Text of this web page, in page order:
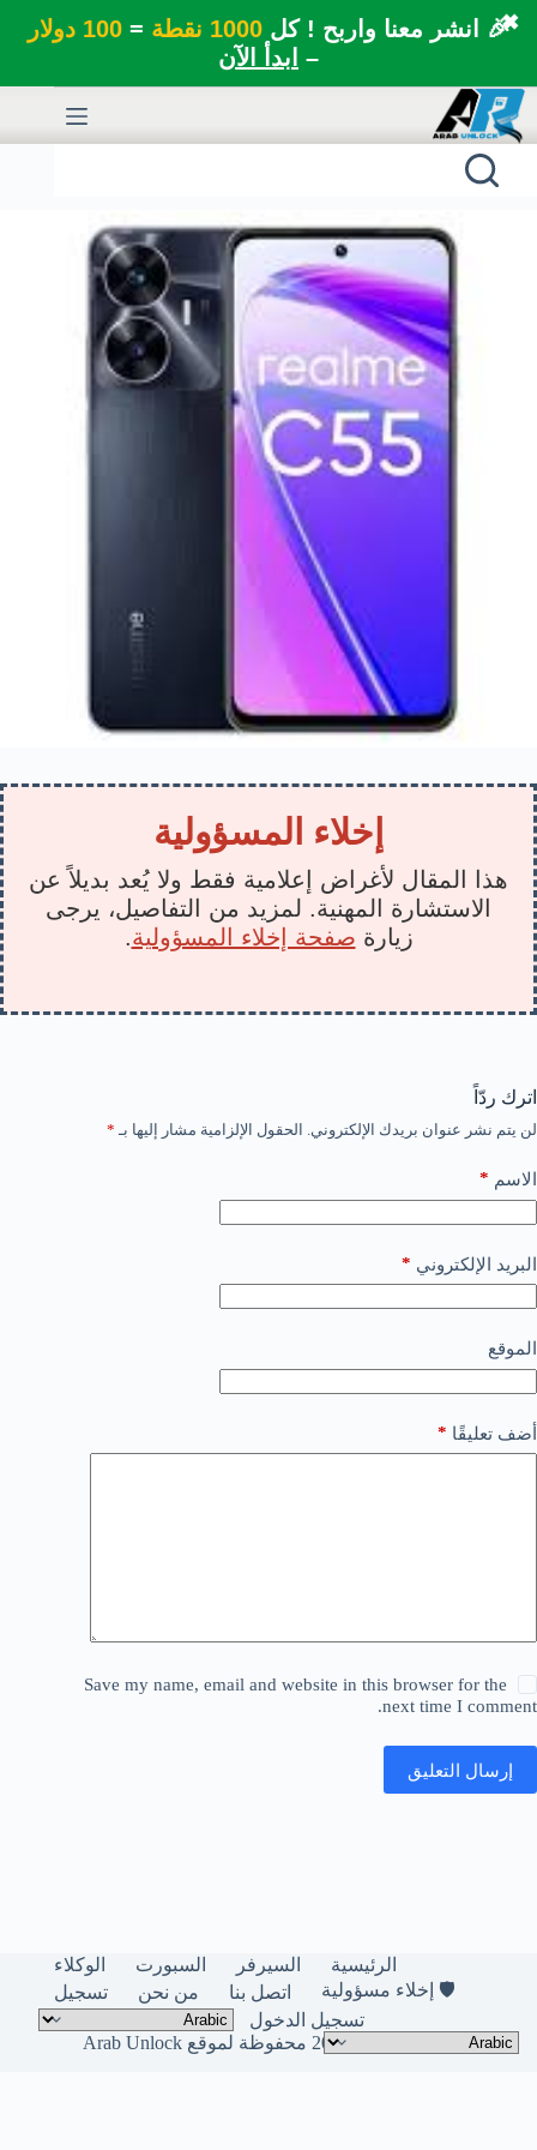
🎉 انشر معنا واربح ! كل1000 نقطة =100 دولار
– ابدأ الآن
✖
التجاوز
إلى
المحتوى
إخلاء المسؤولية
هذا المقال لأغراض إعلامية فقط ولا يُعد بديلاً عن
الاستشارة المهنية. لمزيد من التفاصيل، يرجى
زيارة صفحة إخلاء المسؤولية.
اترك ردّاً
لن يتم نشر عنوان بريدك الإلكتروني. الحقول الإلزامية مشار إليها بـ *
الاسم *
البريد الإلكتروني *
الموقع
أضف تعليقًا *
Save my name, email and website in this browser for the
next time I comment.
إرسال التعليق
الرئيسية السيرفر السبورت
الوكلاء
🛡️ إخلاء مسؤولية
اتصل بنا من نحن
تسجيل
تسجيل الدخول
حقوق النشر © لعام 2026 محفوظة لموقع Arab Unlock